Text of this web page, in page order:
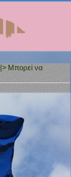
|> Μπορεί να